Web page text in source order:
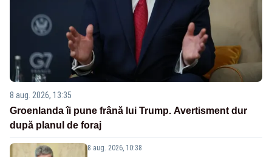
8 aug. 2026, 13:35
Groenlanda îi pune frână lui Trump. Avertisment dur
după planul de foraj
8 aug. 2026, 10:38